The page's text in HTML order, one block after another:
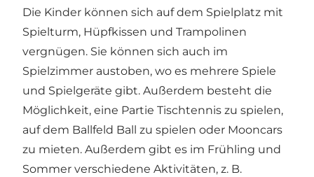
Die Kinder können sich auf dem Spielplatz mit
Spielturm, Hüpfkissen und Trampolinen
vergnügen. Sie können sich auch im
Spielzimmer austoben, wo es mehrere Spiele
und Spielgeräte gibt. Außerdem besteht die
Möglichkeit, eine Partie Tischtennis zu spielen,
auf dem Ballfeld Ball zu spielen oder Mooncars
zu mieten. Außerdem gibt es im Frühling und
Sommer verschiedene Aktivitäten, z. B.